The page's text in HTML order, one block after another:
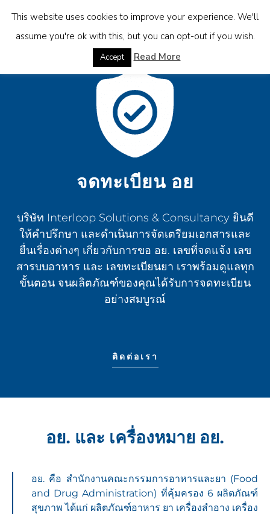
จดทะเบียน อย
บริษัท Interloop Solutions & Consultancy ยินดี
ให้คำปรึกษา และดำเนินการจัดเตรียมเอกสารและ
ยื่นเรื่องต่างๆ เกี่ยวกับการขอ อย. เลขที่จดแจ้ง เลข
สารบบอาหาร และ เลขทะเบียนยา เราพร้อมดูแลทุก
ขั้นตอน จนผลิตภัณฑ์ของคุณได้รับการจดทะเบียน
อย่างสมบูรณ์
ติดต่อเรา
อย. และ เครื่องหมาย อย.
อย. คือ สํานักงานคณะกรรมการอาหารและยา (Food
and Drug Administration) ที่คุ้มครอง 6 ผลิตภัณฑ์
สุขภาพ ได้แก่ ผลิตภัณฑ์อาหาร ยา เครื่องสำอาง เครื่อง
This website uses cookies to improve your experience. We'll
assume you're ok with this, but you can opt-out if you wish.
Accept Read More